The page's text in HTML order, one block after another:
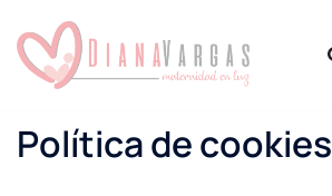
Política de cookies